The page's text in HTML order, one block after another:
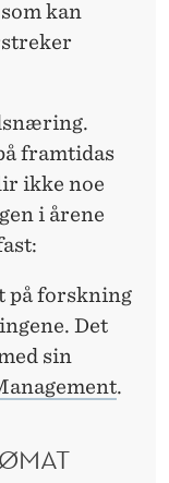
kan
framtidas
ikke noe
i årene
på forskning
Det
sin
.